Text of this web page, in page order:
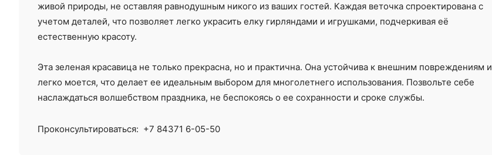
живой природы, не оставляя равнодушным никого из ваших гостей. Каждая веточка спроектирована с
учетом деталей, что позволяет легко украсить елку гирляндами и игрушками, подчеркивая её
естественную красоту.
Эта зеленая красавица не только прекрасна, но и практична. Она устойчива к внешним повреждениям и
легко моется, что делает ее идеальным выбором для многолетнего использования. Позвольте себе
наслаждаться волшебством праздника, не беспокоясь о ее сохранности и сроке службы.
Проконсультироваться: +7 84371 6-05-50